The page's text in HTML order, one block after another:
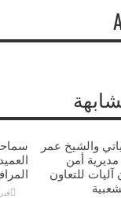
والشيخ عمر
مديرية أمن
للتعاون